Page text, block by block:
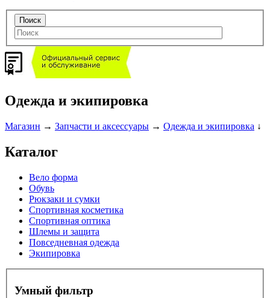
Одежда и экипировка
Магазин → Запчасти и аксессуары → Одежда и экипировка ↓
Каталог
Вело форма
Обувь
Рюкзаки и сумки
Спортивная косметика
Спортивная оптика
Шлемы и защита
Повседневная одежда
Экипировка
Умный фильтр